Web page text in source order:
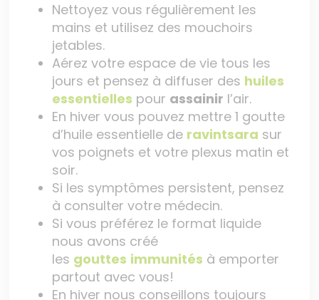
Nettoyez vous régulièrement les
mains et utilisez des mouchoirs
jetables.
Aérez votre espace de vie tous les
jours et pensez à diffuser des huiles
essentielles pour assainir l’air.
En hiver vous pouvez mettre 1 goutte
d’huile essentielle de ravintsara sur
vos poignets et votre plexus matin et
soir.
Si les symptômes persistent, pensez
à consulter votre médecin.
Si vous préférez le format liquide
nous avons créé
les gouttes immunités à emporter
partout avec vous!
En hiver nous conseillons toujours